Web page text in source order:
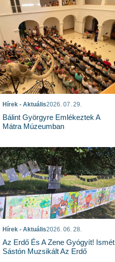
Hírek - Aktuális2026. 07. 29.
Bálint Györgyre Emlékeztek A
Mátra Múzeumban
Hírek - Aktuális2026. 06. 28.
Az Erdő És A Zene Gyógyít! Ismét
Sástón Muzsikált Az Erdő